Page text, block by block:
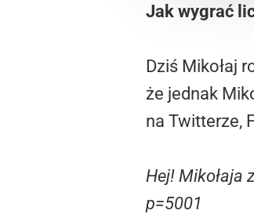
Jak wygrać
Dziś Mikołaj
że jednak
na Twitterze,
Hej! Mikołaja
p=5001